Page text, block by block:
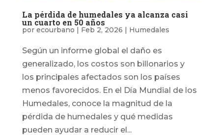
La pérdida de humedales ya alcanza casi
un cuarto en 50 años
por ecourbano | Feb 2, 2026 | Humedales
Según un informe global el daño es
generalizado, los costos son billonarios y
los principales afectados son los países
menos favorecidos. En el Día Mundial de los
Humedales, conoce la magnitud de la
pérdida de humedales y qué medidas
pueden ayudar a reducir el...